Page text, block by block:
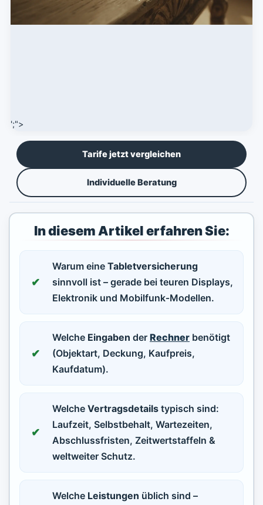
';">
Tarife jetzt vergleichen
Individuelle Beratung
In diesem Artikel erfahren Sie:
Warum eine Tabletversicherung
sinnvoll ist – gerade bei teuren Displays,
Elektronik und Mobilfunk‑Modellen.
Welche Eingaben der Rechner benötigt
(Objektart, Deckung, Kaufpreis,
Kaufdatum).
Welche Vertragsdetails typisch sind:
Laufzeit, Selbstbehalt, Wartezeiten,
Abschlussfristen, Zeitwertstaffeln &
weltweiter Schutz.
Welche Leistungen üblich sind –